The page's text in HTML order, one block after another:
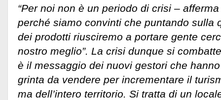
“Per noi non è un periodo di crisi –
perché siamo convinti che puntando sulla
dei prodotti riusciremo a portare gente
nostro meglio”. La crisi dunque si
è il messaggio dei nuovi gestori che
grinta da vendere per incrementare il
ma dell’intero territorio. Si tratta di un